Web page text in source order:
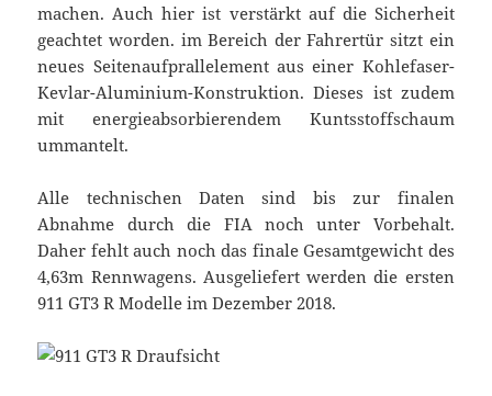
machen. Auch hier ist verstärkt auf die Sicherheit
geachtet worden. im Bereich der Fahrertür sitzt ein
neues Seitenaufprallelement aus einer Kohlefaser-
Kevlar-Aluminium-Konstruktion. Dieses ist zudem
mit energieabsorbierendem Kuntsstoffschaum
ummantelt.
Alle technischen Daten sind bis zur finalen
Abnahme durch die FIA noch unter Vorbehalt.
Daher fehlt auch noch das finale Gesamtgewicht des
4,63m Rennwagens. Ausgeliefert werden die ersten
911 GT3 R Modelle im Dezember 2018.